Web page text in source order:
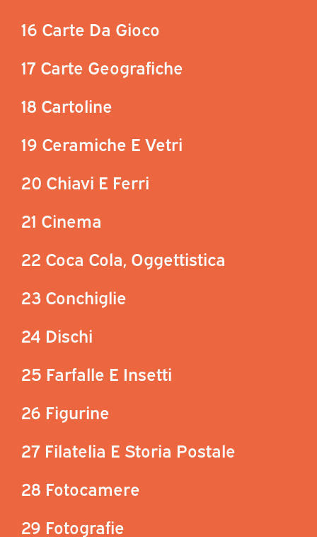
16 Carte Da Gioco
17 Carte Geografiche
18 Cartoline
19 Ceramiche E Vetri
20 Chiavi E Ferri
21 Cinema
22 Coca Cola, Oggettistica
23 Conchiglie
24 Dischi
25 Farfalle E Insetti
26 Figurine
27 Filatelia E Storia Postale
28 Fotocamere
29 Fotografie